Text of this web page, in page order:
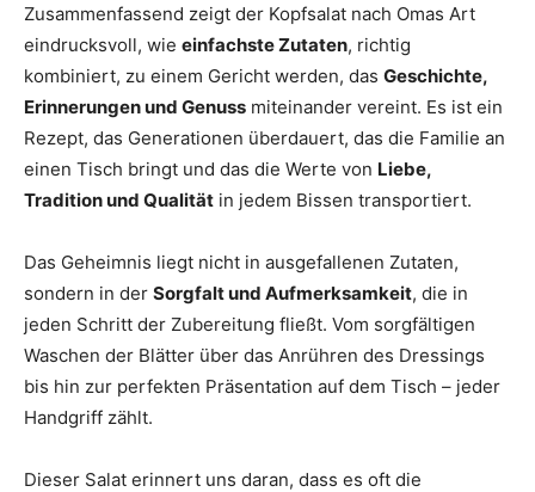
Zusammenfassend zeigt der Kopfsalat nach Omas Art
eindrucksvoll, wie einfachste Zutaten, richtig
kombiniert, zu einem Gericht werden, das Geschichte,
Erinnerungen und Genuss miteinander vereint. Es ist ein
Rezept, das Generationen überdauert, das die Familie an
einen Tisch bringt und das die Werte von Liebe,
Tradition und Qualität in jedem Bissen transportiert.
Das Geheimnis liegt nicht in ausgefallenen Zutaten,
sondern in der Sorgfalt und Aufmerksamkeit, die in
jeden Schritt der Zubereitung fließt. Vom sorgfältigen
Waschen der Blätter über das Anrühren des Dressings
bis hin zur perfekten Präsentation auf dem Tisch – jeder
Handgriff zählt.
Dieser Salat erinnert uns daran, dass es oft die